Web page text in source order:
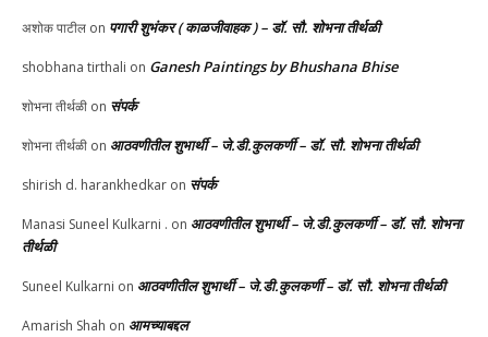
अशोक पाटील on पगारी शुभंकर ( काळजीवाहक ) – डॉ. सौ. शोभना तीर्थळी
shobhana tirthali on Ganesh Paintings by Bhushana Bhise
शोभना तीर्थळी on संपर्क
शोभना तीर्थळी on आठवणीतील शुभार्थी – जे.डी.कुलकर्णी – डॉ. सौ. शोभना तीर्थळी
shirish d. harankhedkar on संपर्क
Manasi Suneel Kulkarni . on आठवणीतील शुभार्थी – जे.डी.कुलकर्णी – डॉ. सौ. शोभना
तीर्थळी
Suneel Kulkarni on आठवणीतील शुभार्थी – जे.डी.कुलकर्णी – डॉ. सौ. शोभना तीर्थळी
Amarish Shah on आमच्याबद्दल